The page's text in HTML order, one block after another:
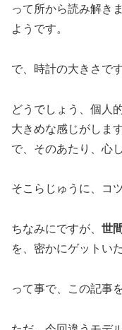
って所から読み解き
ようです。
で、時計の大きさで
どうでしょう、個人
大きめな感じがしま
で、そのあたり、心
そこらじゅうに、コ
ちなみにですが、 世
を、密かにゲットい
って事で、この記事